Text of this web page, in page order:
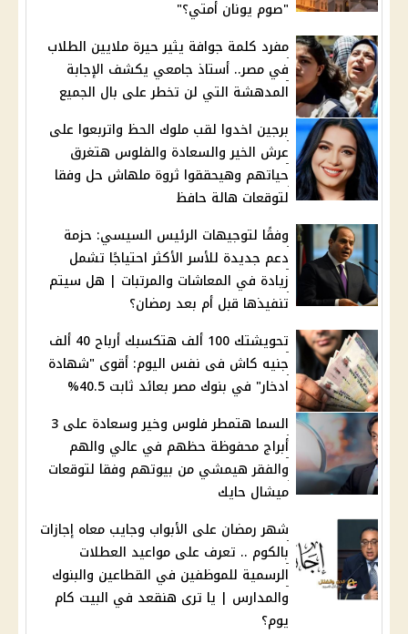
"صوم يونان أمتي؟"
مفرد كلمة جوافة يثير حيرة ملايين الطلاب
في مصر.. أستاذ جامعي يكشف الإجابة
المدهشة التي لن تخطر على بال الجميع
برجين اخدوا لقب ملوك الحظ واتربعوا على
عرش الخير والسعادة والفلوس هتغرق
حياتهم وهيحققوا ثروة ملهاش حل وفقا
لتوقعات هالة حافظ
وفقًا لتوجيهات الرئيس السيسي: حزمة
دعم جديدة للأسر الأكثر احتياجًا تشمل
زيادة في المعاشات والمرتبات | هل سيتم
تنفيذها قبل أم بعد رمضان؟
تحويشتك 100 ألف هتكسبك أرباح 40 ألف
جنيه كاش فى نفس اليوم: أقوى "شهادة
ادخار" في بنوك مصر بعائد ثابت 40.5%
السما هتمطر فلوس وخير وسعادة على 3
أبراج محفوظة حظهم في عالي والهم
والفقر هيمشي من بيوتهم وفقا لتوقعات
ميشال حايك
شهر رمضان على الأبواب وجايب معاه إجازات
بالكوم .. تعرف على مواعيد العطلات
الرسمية للموظفين في القطاعين والبنوك
والمدارس | يا ترى هنقعد في البيت كام
يوم؟